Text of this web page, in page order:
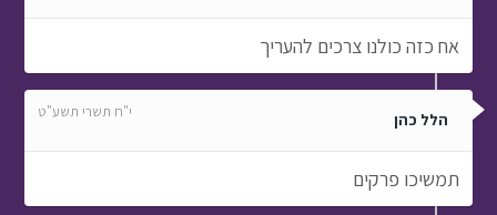
אח כזה כולנו צרכים להעריך
הלל כהן י"ח תשרי תשע"ט
תמשיכו פרקים